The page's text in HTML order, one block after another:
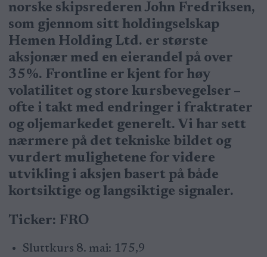
norske skipsrederen John Fredriksen,
som gjennom sitt holdingselskap
Hemen Holding Ltd. er største
aksjonær med en eierandel på over
35%. Frontline er kjent for høy
volatilitet og store kursbevegelser –
ofte i takt med endringer i fraktrater
og oljemarkedet generelt. Vi har sett
nærmere på det tekniske bildet og
vurdert mulighetene for videre
utvikling i aksjen basert på både
kortsiktige og langsiktige signaler.
Ticker: FRO
Sluttkurs 8. mai: 175,9